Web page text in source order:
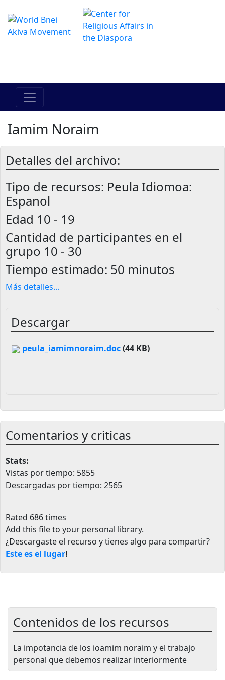
Iamim Noraim
Detalles del archivo:
Tipo de recursos: Peula Idiomoa:
Espanol
Edad 10 - 19
Cantidad de participantes en el
grupo 10 - 30
Tiempo estimado: 50 minutos
Más detalles...
Descargar
peula_iamimnoraim.doc(44 KB)
Comentarios y criticas
Stats:
Vistas por tiempo: 5855
Descargadas por tiempo: 2565
Rated 686 times
Add this file to your personal library.
¿Descargaste el recurso y tienes algo para compartir?
Este es el lugar!
Contenidos de los recursos
La impotancia de los ioamim noraim y el trabajo
personal que debemos realizar interiormente